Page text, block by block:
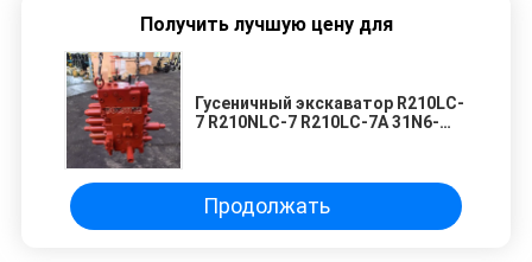
Получить лучшую цену для
Гусеничный экскаватор R210LC-
7 R210NLC-7 R210LC-7A 31N6-
распределительный клапан
Клапан управления
экскаватором при высоких
температурах Прецизионный
Продолжать